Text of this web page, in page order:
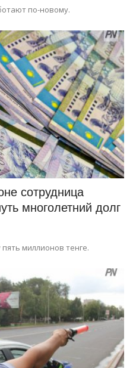
по-новому.
сотрудница
многолетний долг
миллионов тенге.